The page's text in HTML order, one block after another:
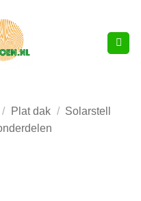
/ Plat dak / Solarstell